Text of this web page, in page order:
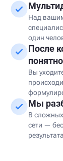
Над
один
После
понятно
Вы
Мы
В
сети —